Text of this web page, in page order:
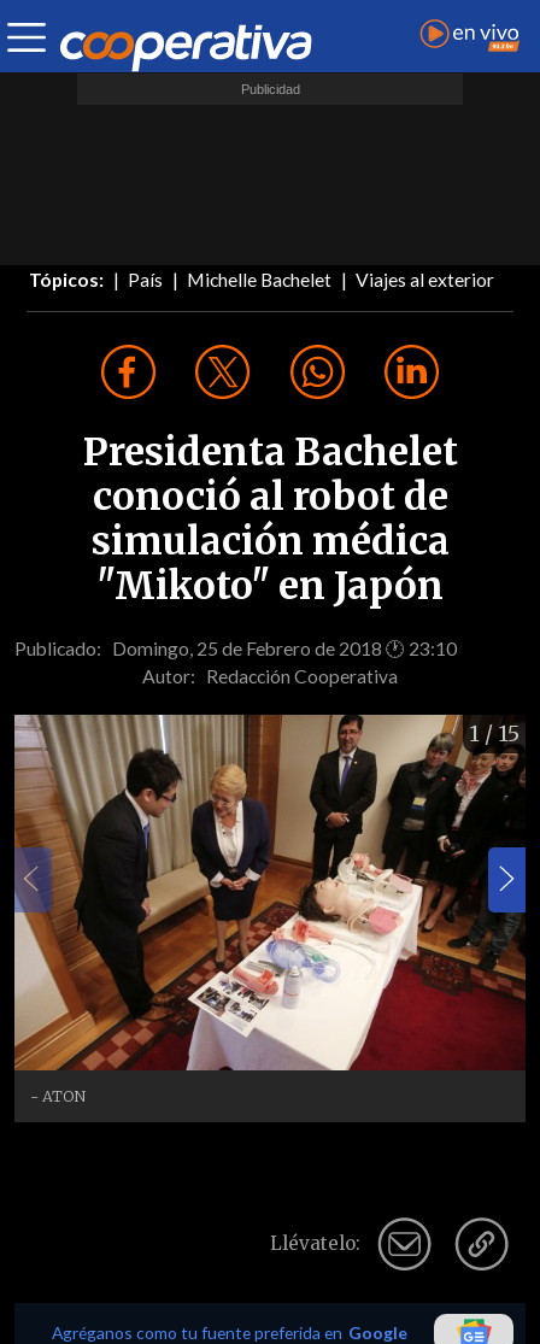
Tópicos: País Michelle Bachelet Viajes al exterior
Presidenta Bachelet
conoció al robot de
simulación médica
"Mikoto" en Japón
Publicado: Domingo, 25 de Febrero de 2018 🕐 23:10
Autor: Redacción Cooperativa
1 / 15
- ATON
Llévatelo:
Agréganos como tu fuente preferida en Google